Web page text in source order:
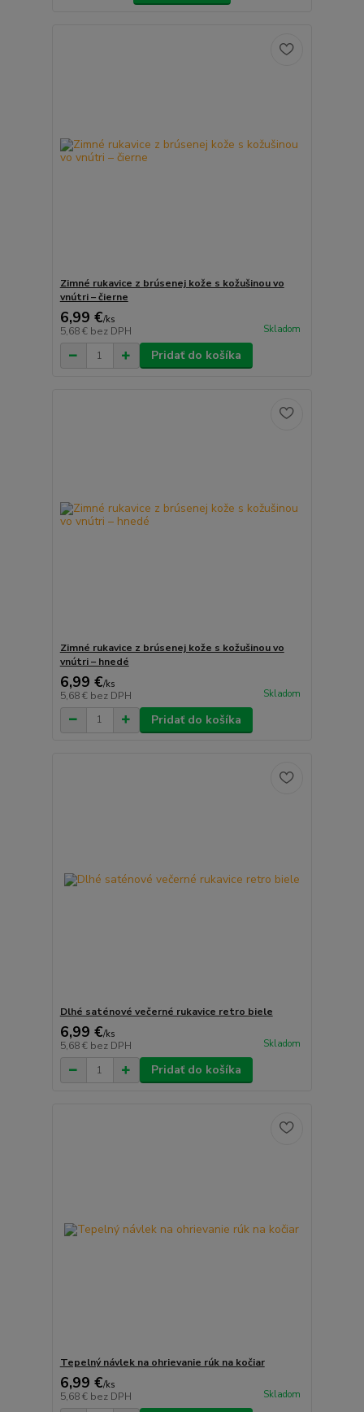
Zimné rukavice z brúsenej kože s kožušinou vo
vnútri – čierne
6,99 €/ks
5,68 € bez DPH Skladom
Pridať do košíka
Zimné rukavice z brúsenej kože s kožušinou vo
vnútri – hnedé
6,99 €/ks
5,68 € bez DPH Skladom
Pridať do košíka
Dlhé saténové večerné rukavice retro biele
6,99 €/ks
5,68 € bez DPH Skladom
Pridať do košíka
Tepelný návlek na ohrievanie rúk na kočiar
6,99 €/ks
5,68 € bez DPH Skladom